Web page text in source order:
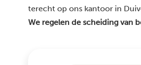
terecht op ons kantoor in
We regelen de scheiding van